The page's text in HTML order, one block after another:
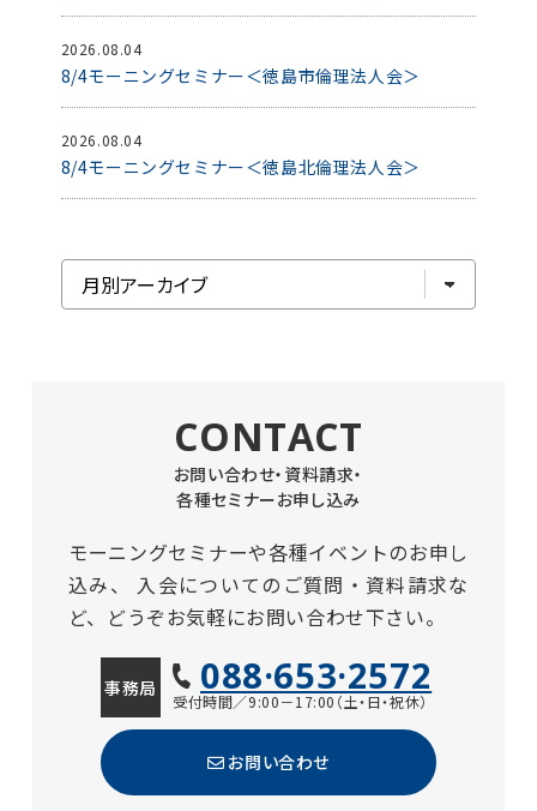
2026.08.04
8/4モーニングセミナー＜徳島市倫理法人会＞
2026.08.04
8/4モーニングセミナー＜徳島北倫理法人会＞
CONTACT
お問い合わせ・資料請求・
各種セミナーお申し込み
モーニングセミナーや各種イベントのお申し
込み、
入会についてのご質問・資料請求な
ど、どうぞお気軽にお問い合わせ下さい。
事務局 088·653·2572
受付時間／9:00－17:00（土・日・祝休）
お問い合わせ